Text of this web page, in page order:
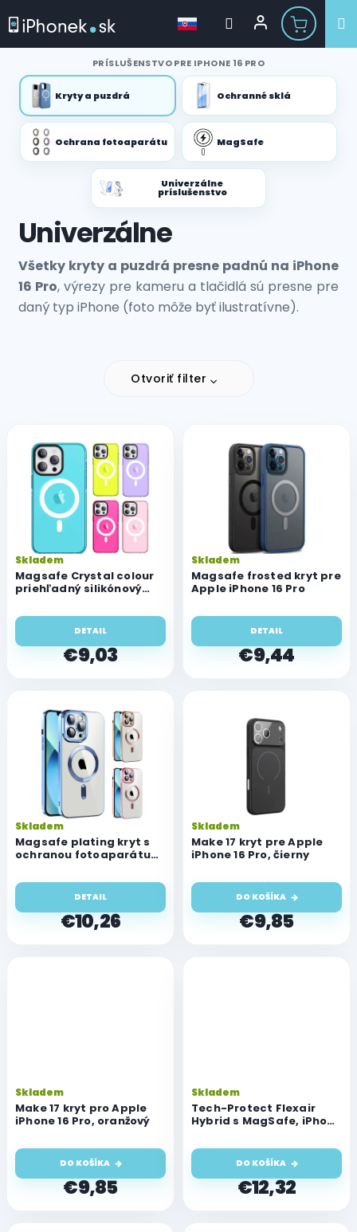
obsah
PRÍSLUŠENSTVO PRE IPHONE 16 PRO
Kryty a puzdrá Ochranné sklá
Ochrana fotoaparátu MagSafe
Univerzálne
príslušenstvo
Univerzálne
Všetky kryty a puzdrá presne padnú na iPhone
16 Pro, výrezy pre kameru a tlačidlá sú presne pre
daný typ iPhone (foto môže byť ilustratívne).
Otvoriť filter
ý
p
i
o
d
u
o
Magsafe Crystal colour
priehľadný silikónový
Pro
Skladem
€9,03
DETAIL
Magsafe frosted kryt pre
Apple iPhone 16 Pro
Skladem
€9,44
DETAIL
Magsafe plating kryt s
ochranou fotoaparátu
Skladem
€10,26
DETAIL
Make 17 kryt pre Apple
iPhone 16 Pro, čierny
Skladem
€9,85
DO KOŠÍKA
Make 17 kryt pro Apple
iPhone 16 Pro, oranžový
Skladem
€9,85
DO KOŠÍKA
Tech-Protect Flexair
Hybrid s MagSafe, iPhone
Skladem
€12,32
DO KOŠÍKA